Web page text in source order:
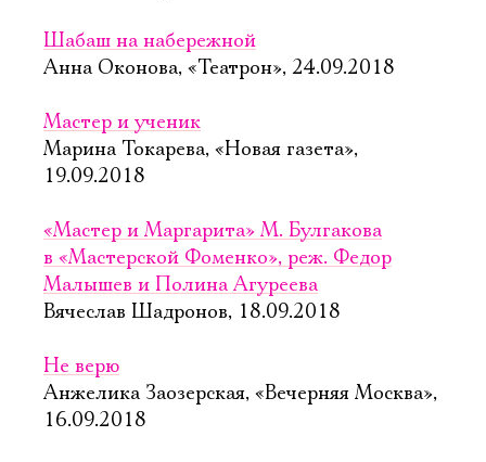
Шабаш на набережной
Анна Оконова, «Театрон», 24.09.2018
Мастер и ученик
Марина Токарева, «Новая газета»,
19.09.2018
«Мастер и Маргарита» М. Булгакова
в «Мастерской Фоменко», реж. Федор
Малышев и Полина Агуреева
Вячеслав Шадронов, 18.09.2018
Не верю
Анжелика Заозерская, «Вечерняя Москва»,
16.09.2018